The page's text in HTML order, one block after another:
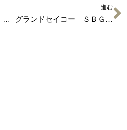
ルイヴィトン Ｑ１１３１ タンブールＧＭＴ
進む
グランドセイコー ＳＢＧＲ００１ ９Ｓ５５搭載モデル